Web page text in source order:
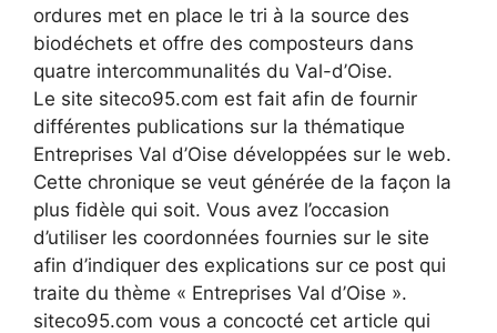
ordures met en place le tri à la source des
biodéchets et offre des composteurs dans
quatre intercommunalités du Val-d’Oise.
Le site siteco95.com est fait afin de fournir
différentes publications sur la thématique
Entreprises Val d’Oise développées sur le web.
Cette chronique se veut générée de la façon la
plus fidèle qui soit. Vous avez l’occasion
d’utiliser les coordonnées fournies sur le site
afin d’indiquer des explications sur ce post qui
traite du thème « Entreprises Val d’Oise ».
siteco95.com vous a concocté cet article qui